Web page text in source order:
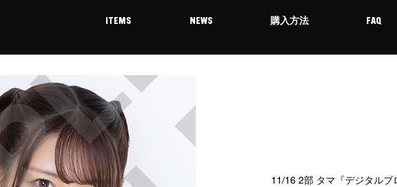
ITEMS NEWS 購入方法 FAQ
11/16 2部 タマ『デジタル